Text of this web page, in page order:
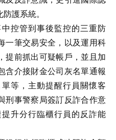
護系統。
控管到事後監控的三重防
一筆交易安全，以及運用科
提前抓出可疑帳戶，並且加
含介接財金公司灰名單通報
等，主動提醒行員關懷客
刑事警察局簽訂反詐合作意
升分行臨櫃行員的反詐能